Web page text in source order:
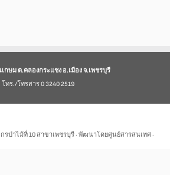
กษม ต.คลองกระแชง อ.เมือง จ.เพชรบุรี
โทร./โทรสาร 0 3240 2519
รป่าไม้ที่ 10 สาขาเพชรบุรี· พัฒนาโดยศูนย์สารสนเทศ ·